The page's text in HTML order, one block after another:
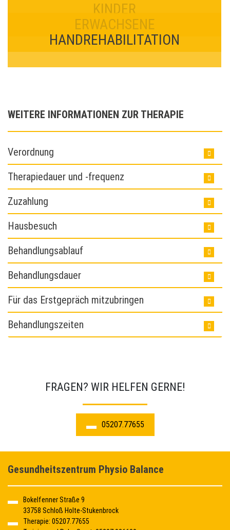
KINDER
ERWACHSENE
HANDREHABILITATION
WEITERE INFORMATIONEN ZUR THERAPIE
Verordnung
Therapiedauer und -frequenz
Zuzahlung
Hausbesuch
Behandlungsablauf
Behandlungsdauer
Für das Erstgepräch mitzubringen
Behandlungszeiten
FRAGEN? WIR HELFEN GERNE!
05207.77655
Gesundheitszentrum Physio Balance
Bokelfenner Straße 9
33758 Schloß Holte-Stukenbrock
Therapie: 05207.77655